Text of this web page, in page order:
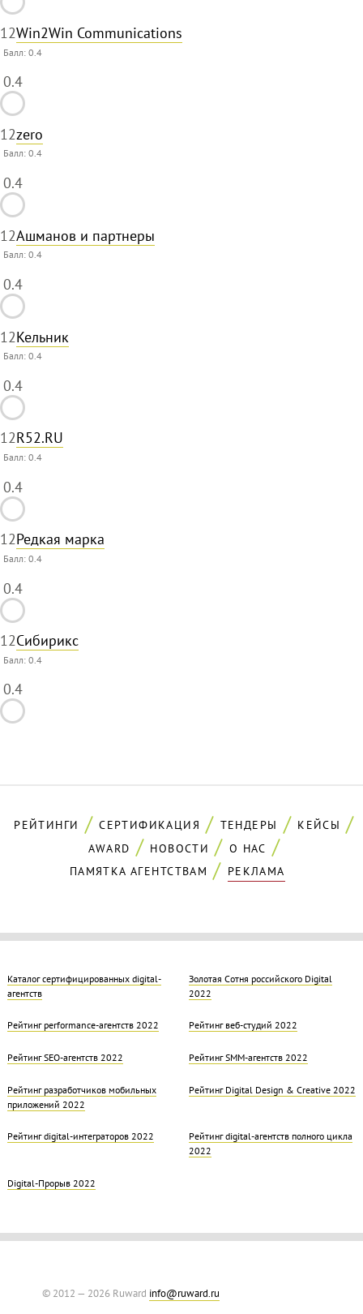
12Win2Win Communications
Балл:0.4
0.4
12zero
Балл:0.4
0.4
12Ашманов и партнеры
Балл:0.4
0.4
12Кельник
Балл:0.4
0.4
12R52.RU
Балл:0.4
0.4
12Редкая марка
Балл:0.4
0.4
12Сибирикс
Балл:0.4
0.4
РЕЙТИНГИ СЕРТИФИКАЦИЯ ТЕНДЕРЫ
КЕЙСЫ
AWARD
НОВОСТИ
О НАС
ПАМЯТКА АГЕНТСТВАМ
РЕКЛАМА
Каталог сертифицированных digital-
агентств
Золотая Cотня российского Digital
2022
Рейтинг performance-агентств 2022 Рейтинг веб-студий 2022
Рейтинг SEO-агентств 2022 Рейтинг SMM-агентств 2022
Рейтинг разработчиков мобильных
приложений 2022
Рейтинг Digital Design & Creative 2022
Рейтинг digital-интеграторов 2022
Рейтинг digital-агентств полного цикла
2022
Digital-Прорыв 2022
© 2012 — 2026 Ruward info@ruward.ru